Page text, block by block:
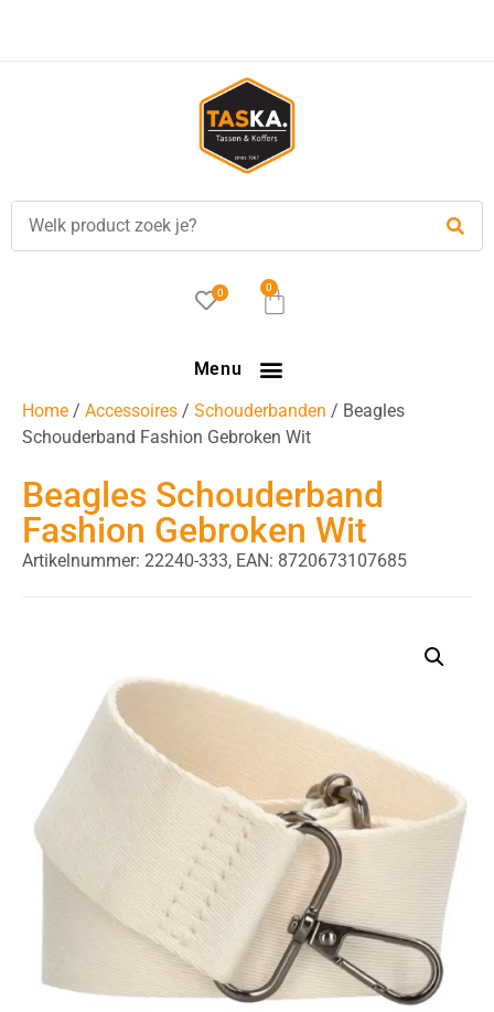
besteld, is vandaag verzonden!
0 0
Menu
Home / Accessoires / Schouderbanden / Beagles
Schouderband Fashion Gebroken Wit
Beagles Schouderband
Fashion Gebroken Wit
Artikelnummer: 22240-333, EAN: 8720673107685